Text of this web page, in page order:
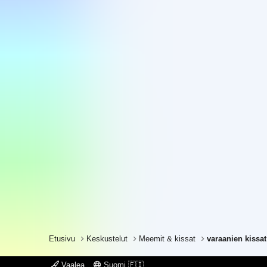
Etusivu Keskustelut Meemit & kissat varaanien kissat
Vaalea Suomi 🇫🇮